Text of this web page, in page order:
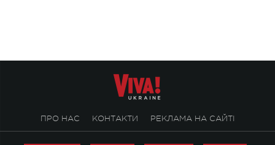
ПРО НАС КОНТАКТИ РЕКЛАМА НА САЙТІ